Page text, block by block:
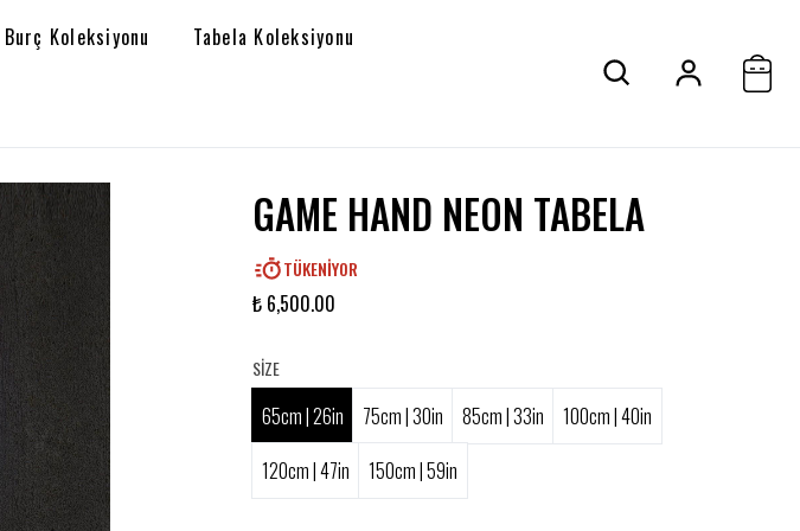
Burç Koleksiyonu Tabela Koleksiyonu
GAME HAND NEON TABELA
TÜKENIYOR
₺ 6,500.00
SIZE
65cm | 26in 75cm | 30in 85cm | 33in
100cm | 40in
120cm | 47in
150cm | 59in